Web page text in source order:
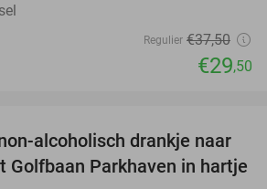
Regulier €37,50
€29,50
24%
alcoholisch drankje naar
Golfbaan Parkhaven in hartje